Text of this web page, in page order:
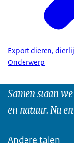
Export dieren,
Onderwerp
Samen staan
en natuur. Nu
Andere talen